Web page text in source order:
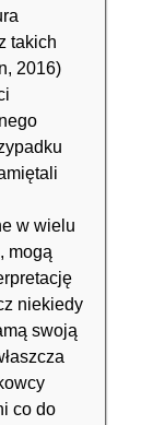
takich
2016)
w wielu
mogą
niekiedy
swoją
co do